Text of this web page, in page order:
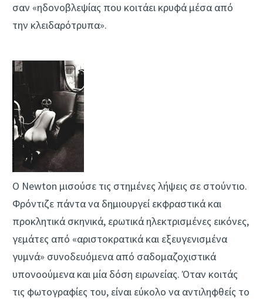
σαν «ηδονοβλεψίας που κοιτάει κρυφά μέσα από
την κλειδαρότρυπα».
Ο Newton μισούσε τις στημένες λήψεις σε στούντιο.
Φρόντιζε πάντα να δημιουργεί εκφραστικά και
προκλητικά σκηνικά, ερωτικά ηλεκτρισμένες εικόνες,
γεμάτες από «αριστοκρατικά και εξευγενισμένα
γυμνά» συνοδευόμενα από σαδομαζοχιστικά
υπονοούμενα και μία δόση ειρωνείας. Όταν κοιτάς
τις φωτογραφίες του, είναι εύκολο να αντιληφθείς το